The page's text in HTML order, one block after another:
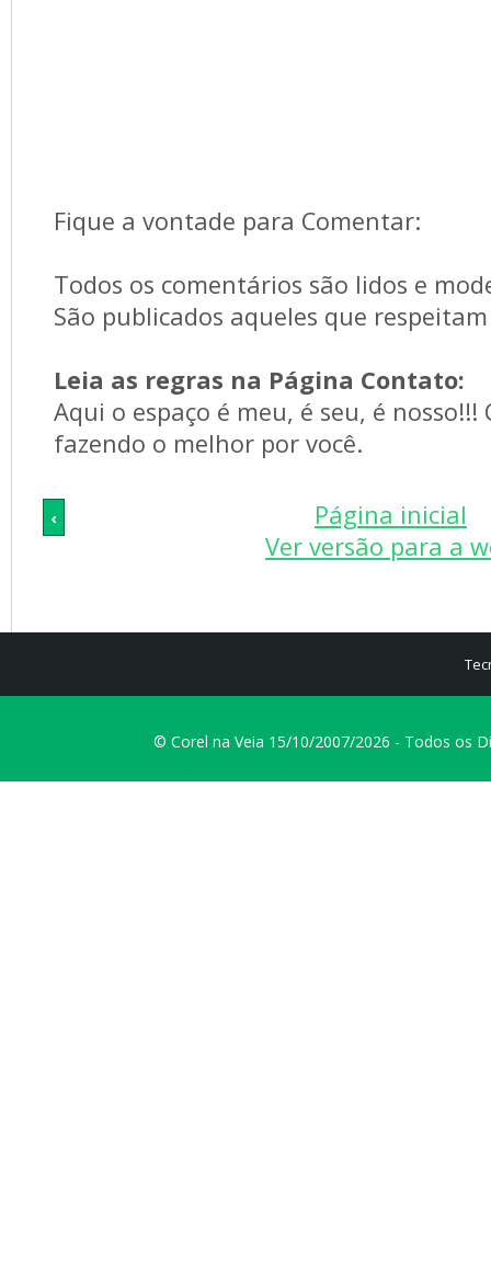
Fique a vontade para Comentar:
Todos os comentários são lidos e
São publicados aqueles que
Leia as regras na Página Contato:
Aqui o espaço é meu, é seu, é nosso!!!
fazendo o melhor por você.
‹
Página inicial
Ver versão para a
© Corel na Veia 15/10/2007/2026 - Todos os